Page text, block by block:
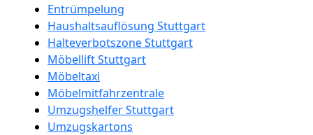
Entrümpelung
Haushaltsauflösung Stuttgart
Halteverbotszone Stuttgart
Möbellift Stuttgart
Möbeltaxi
Möbelmitfahrzentrale
Umzugshelfer Stuttgart
Umzugskartons